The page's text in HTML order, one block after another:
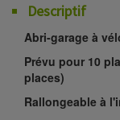
Descriptif
Abri-garage à
Prévu pour 10
places)
Rallongeable à